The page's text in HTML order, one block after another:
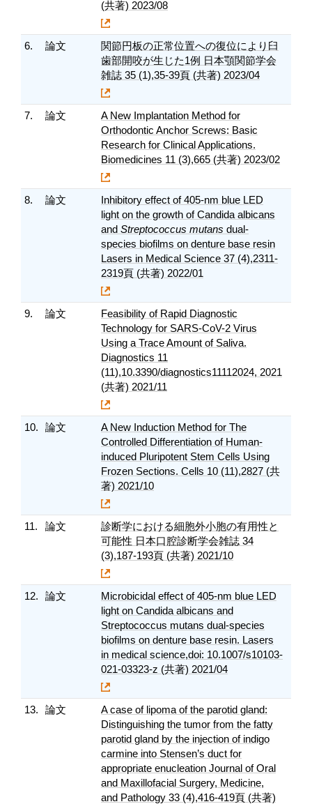
(共著) 2023/08
6. 論文
関節円板の正常位置への復位により臼
歯部開咬が生じた1例 日本顎関節学会
雑誌 35 (1),35-39頁 (共著) 2023/04
7. 論文
A New Implantation Method for
Orthodontic Anchor Screws: Basic
Research for Clinical Applications.
Biomedicines 11 (3),665 (共著) 2023/02
8. 論文
Inhibitory effect of 405-nm blue LED
light on the growth of Candida albicans
and Streptococcus mutans dual-
species biofilms on denture base resin
Lasers in Medical Science 37 (4),2311-
2319頁 (共著) 2022/01
9. 論文
Feasibility of Rapid Diagnostic
Technology for SARS-CoV-2 Virus
Using a Trace Amount of Saliva.
Diagnostics 11
(11),10.3390/diagnostics11112024, 2021
(共著) 2021/11
10. 論文
A New Induction Method for The
Controlled Differentiation of Human-
induced Pluripotent Stem Cells Using
Frozen Sections. Cells 10 (11),2827 (共
著) 2021/10
11. 論文
診断学における細胞外小胞の有用性と
可能性 日本口腔診断学会雑誌 34
(3),187-193頁 (共著) 2021/10
12. 論文
Microbicidal effect of 405-nm blue LED
light on Candida albicans and
Streptococcus mutans dual-species
biofilms on denture base resin. Lasers
in medical science,doi: 10.1007/s10103-
021-03323-z (共著) 2021/04
13. 論文
A case of lipoma of the parotid gland:
Distinguishing the tumor from the fatty
parotid gland by the injection of indigo
carmine into Stensen’s duct for
appropriate enucleation Journal of Oral
and Maxillofacial Surgery, Medicine,
and Pathology 33 (4),416-419頁 (共著)